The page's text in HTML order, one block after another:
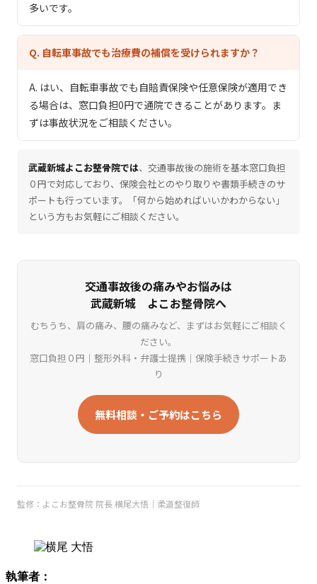
多いです。
Q. 自転車事故でも治療費の補償を受けられますか？
A. はい、自転車事故でも自賠責保険や任意保険が適用でき
る場合は、窓口負担0円で通院できることがあります。ま
ずは事故状況をご相談ください。
武蔵新城よこお整骨院では、交通事故後の施術を基本窓口負担
０円で対応しており、保険会社とのやり取りや書類手続きのサ
ポートも行っています。「何から始めればいいかわからない」
という方もお気軽にご相談ください。
交通事故後の痛みやお悩みは
武蔵新城 よこお整骨院へ
むちうち、肩の痛み、腰の痛みなど、まずはお気軽にご相談く
ださい。
窓口負担０円｜整形外科・弁護士提携｜保険手続きサポートあ
り
無料相談・ご予約はこちら
監修：よこお整骨院 院長 横尾大悟｜柔道整復師
執筆者：